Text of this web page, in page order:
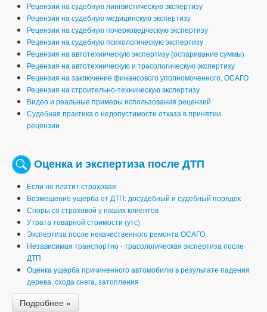
Рецензии на судебную лингвистическую экспертизу
Рецензии на судебную медицинскую экспертизу
Рецензии на судебную почерковедческую экспертизу
Рецензии на судебную психологическую экспертизу
Рецензия на автотехническую экспертизу (оспаривание суммы)
Рецензия на автотехническую и трасологическую экспертизу
Рецензия на заключение финансового уполномоченного, ОСАГО
Рецензия на строительно-техническую экспертизу
Видео и реальные примеры использования рецензий
Судебная практика о недопустимости отказа в принятии
рецензии
Оценка и экспертиза после ДТП
Если не платит страховая
Возмещение ущерба от ДТП: досудебный и судебный порядок
Споры со страховой у наших клиентов
Утрата товарной стоимости (утс)
Экспертиза после некачественного ремонта ОСАГО
Независимая транспортно - трасологическая экспертиза после
ДТП
Оценка ущерба причиненного автомобилю в результате падения
дерева, схода снега, затопления
Подробнее »